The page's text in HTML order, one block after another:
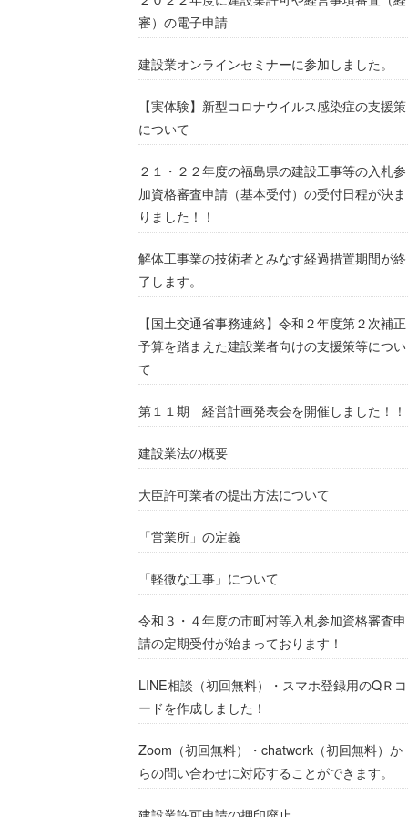
審）の電子申請
建設業オンラインセミナーに参加しました。
【実体験】新型コロナウイルス感染症の支援策
について
２１・２２年度の福島県の建設工事等の入札参
加資格審査申請（基本受付）の受付日程が決ま
りました！！
解体工事業の技術者とみなす経過措置期間が終
了します。
【国土交通省事務連絡】令和２年度第２次補正
予算を踏まえた建設業者向けの支援策等につい
て
第１１期 経営計画発表会を開催しました！！
建設業法の概要
大臣許可業者の提出方法について
「営業所」の定義
「軽微な工事」について
令和３・４年度の市町村等入札参加資格審査申
請の定期受付が始まっております！
LINE相談（初回無料）・スマホ登録用のQＲコ
ードを作成しました！
Zoom（初回無料）・chatwork（初回無料）か
らの問い合わせに対応することができます。